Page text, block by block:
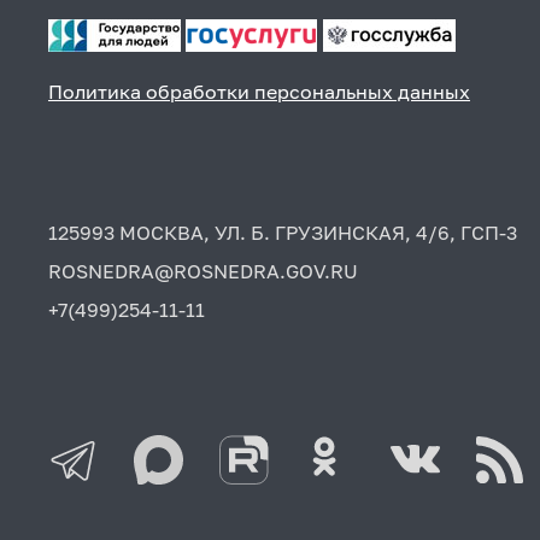
Политика обработки персональных данных
125993 МОСКВА, УЛ. Б. ГРУЗИНСКАЯ, 4/6, ГСП-3
ROSNEDRA@ROSNEDRA.GOV.RU
+7(499)254-11-11